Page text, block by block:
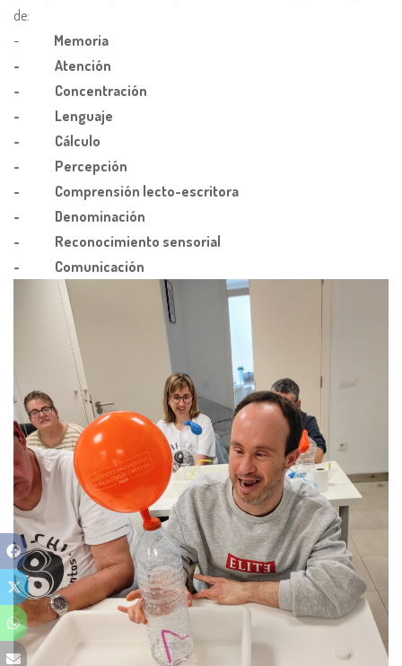
de:
- Memoria
- Atención
- Concentración
- Lenguaje
- Cálculo
- Percepción
- Comprensión lecto-escritora
- Denominación
- Reconocimiento sensorial
- Comunicación